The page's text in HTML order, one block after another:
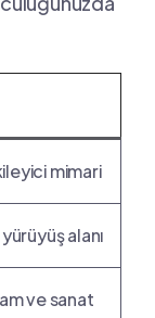
mimari
alanı
ve sanat